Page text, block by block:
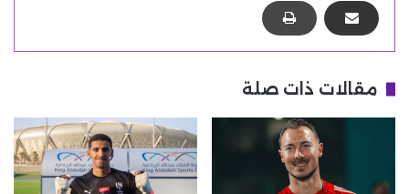
مقالات ذات صلة